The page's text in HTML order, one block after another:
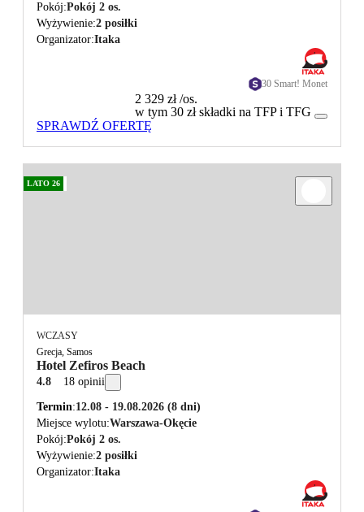
Pokój Pokój 2 os.
Wyżywienie 2 posiłki
Organizator Itaka
30 Smart! Monet
2 329 zł/os.
w tym 30 zł składki na TFP i TFG
SPRAWDŹ OFERTĘ
LATO 26
WCZASY
Grecja, Samos
Hotel Zefiros Beach
4.8 18 opinii
Termin 12.08 - 19.08.2026 (8 dni)
Miejsce wylotu Warszawa-Okęcie
Pokój Pokój 2 os.
Wyżywienie 2 posiłki
Organizator Itaka